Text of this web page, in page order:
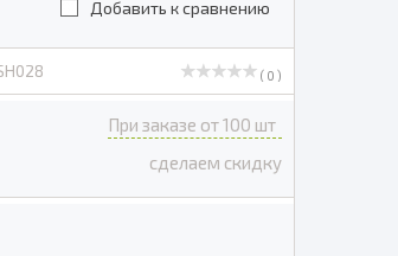
Добавить к сравнению
( 0 )
При заказе от 100 шт
сделаем скидку